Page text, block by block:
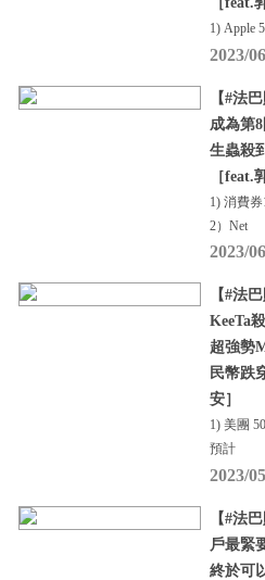
1) Apple
2023/
【#法
成為第
生蟲殺
［feat.
1) 消費
2）Net
2023/
【#法
KeeTa
超強勢
民幣跌
安］
1) 美團
預計
2023/
【#法
戶最緊
終於可